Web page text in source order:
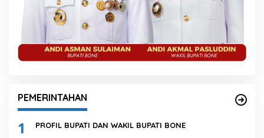
PEMERINTAHAN
1 PROFIL BUPATI DAN WAKIL BUPATI BONE